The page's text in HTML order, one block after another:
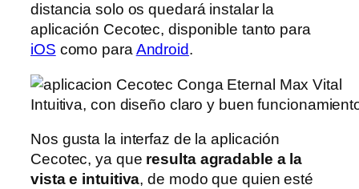
distancia solo os quedará instalar la
aplicación Cecotec, disponible tanto para
iOS como paraAndroid.
Intuitiva, con diseño claro y buen
Nos gusta la interfaz de la aplicación
Cecotec, ya que resulta agradable a la
vista e intuitiva, de modo que quien esté